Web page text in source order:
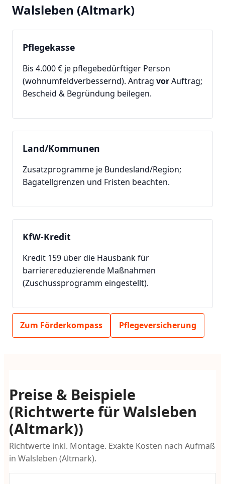
Walsleben (Altmark)
Pflegekasse
Bis 4.000 € je pflegebedürftiger Person
(wohnumfeldverbessernd). Antrag vorAuftrag;
Bescheid & Begründung beilegen.
Land/Kommunen
Zusatzprogramme je Bundesland/Region;
Bagatellgrenzen und Fristen beachten.
KfW-Kredit
Kredit 159 über die Hausbank für
barrierereduzierende Maßnahmen
(Zuschussprogramm eingestellt).
Zum Förderkompass Pflegeversicherung
Preise & Beispiele
(Richtwerte für Walsleben
(Altmark))
Richtwerte inkl. Montage. Exakte Kosten nach Aufmaß
in Walsleben (Altmark).